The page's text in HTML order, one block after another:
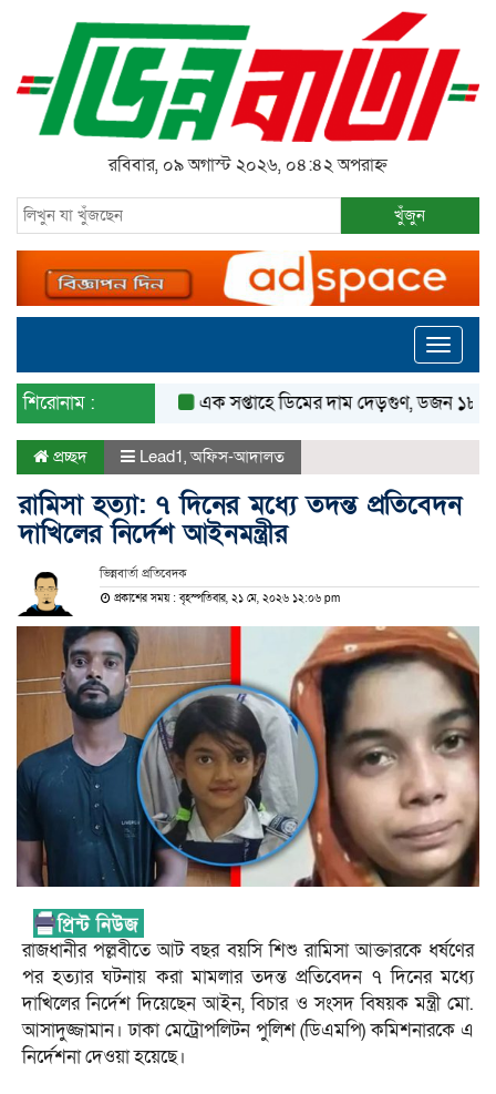
রবিবার, ০৯ অগাস্ট ২০২৬, ০৪:৪২ অপরাহ্ন
খুঁজুন
Toggle
শিরোনাম : এক সপ্তাহে ডিমের দাম দেড়গুণ, ডজন ১৮০ টাকা
প্রচ্ছদ Lead1,অফিস-আদালত
রামিসা হত্যা: ৭ দিনের মধ্যে তদন্ত প্রতিবেদন
দাখিলের নির্দেশ আইনমন্ত্রীর
ভিন্নবার্তা প্রতিবেদক
প্রকাশের সময় : বৃহস্পতিবার, ২১ মে, ২০২৬ ১২:০৬ pm
রাজধানীর পল্লবীতে আট বছর বয়সি শিশু রামিসা আক্তারকে ধর্ষণের
পর হত্যার ঘটনায় করা মামলার তদন্ত প্রতিবেদন ৭ দিনের মধ্যে
দাখিলের নির্দেশ দিয়েছেন আইন, বিচার ও সংসদ বিষয়ক মন্ত্রী মো.
আসাদুজ্জামান। ঢাকা মেট্রোপলিটন পুলিশ (ডিএমপি) কমিশনারকে এ
নির্দেশনা দেওয়া হয়েছে।